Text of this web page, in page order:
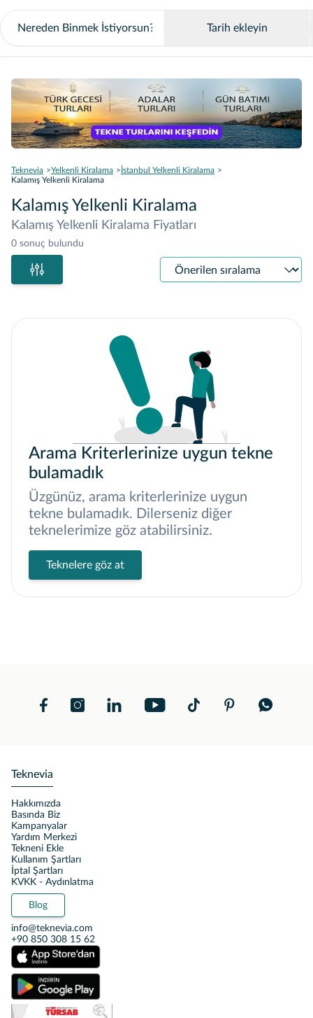
Tarih ekleyin
Teknevia Yelkenli Kiralama
İstanbul Yelkenli Kiralama
Kalamış Yelkenli Kiralama
Kalamış Yelkenli Kiralama
Kalamış Yelkenli Kiralama Fiyatları
0 sonuç bulundu
Sıralama
Arama Kriterlerinize uygun tekne
bulamadık
Üzgünüz, arama kriterlerinize uygun
tekne bulamadık. Dilerseniz diğer
teknelerimize göz atabilirsiniz.
Teknelere göz at
Teknevia
Hakkımızda
Basında Biz
Kampanyalar
Yardım Merkezi
Tekneni Ekle
Kullanım Şartları
İptal Şartları
KVKK - Aydınlatma
Blog
info@teknevia.com
+90 850 308 15 62